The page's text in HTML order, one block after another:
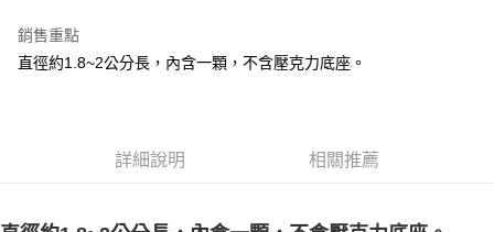
全家取貨付款
每筆NT$80，滿NT$3,000(含以上)免運費
銷售重點
直徑約1.8~2公分長，內含一顆，不含壓克力底座。
詳細說明 相關推薦